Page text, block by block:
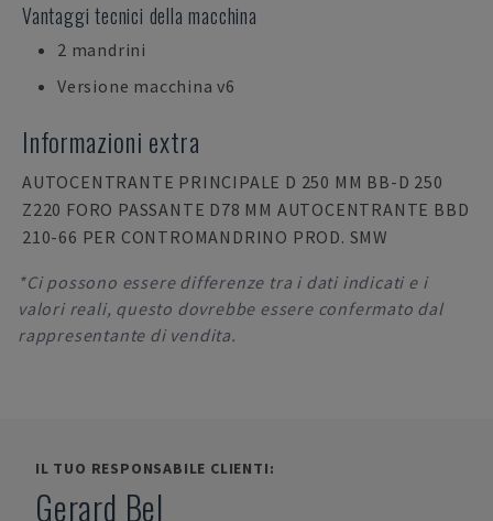
Vantaggi tecnici della macchina
2 mandrini
Versione macchina v6
Informazioni extra
AUTOCENTRANTE PRINCIPALE D 250 MM BB-D 250
Z220 FORO PASSANTE D78 MM AUTOCENTRANTE BBD
210-66 PER CONTROMANDRINO PROD. SMW
*Ci possono essere differenze tra i dati indicati e i
valori reali, questo dovrebbe essere confermato dal
rappresentante di vendita.
IL TUO RESPONSABILE CLIENTI:
Gerard Bel